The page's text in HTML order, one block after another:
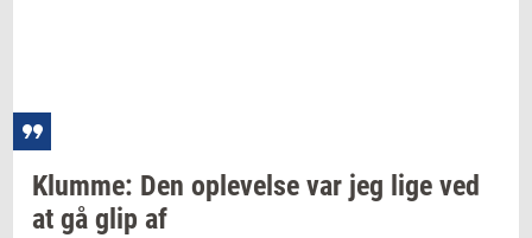
Klum­me: Den op­le­vel­se var jeg lige ved
at gå glip af